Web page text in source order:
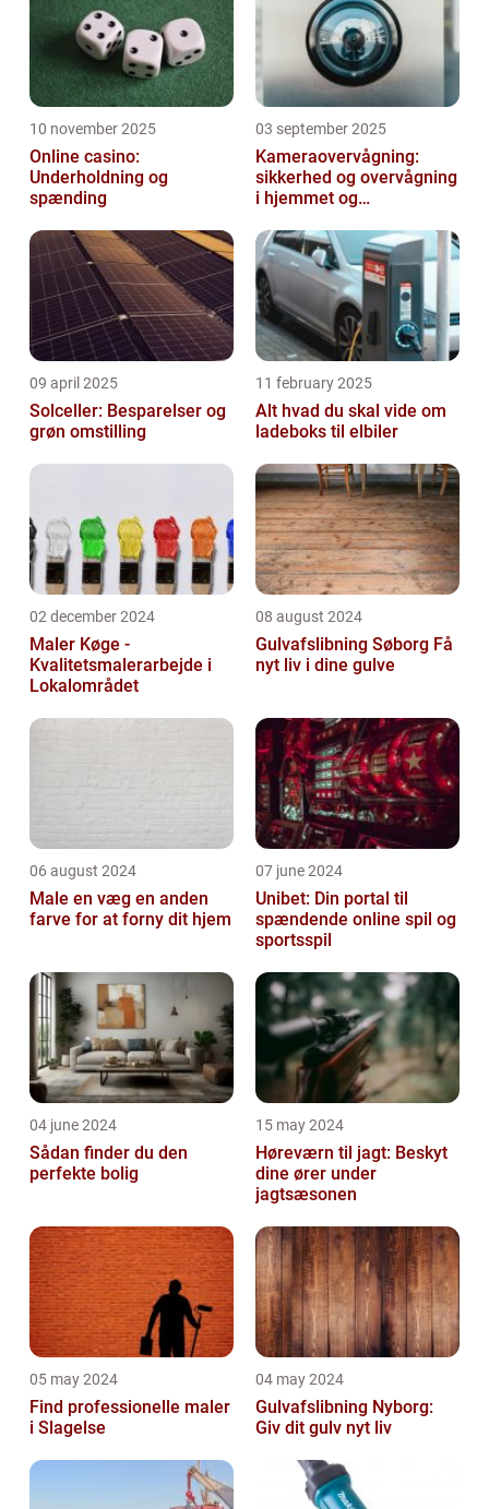
10 november 2025
Online casino:
Underholdning og
spænding
03 september 2025
Kameraovervågning:
sikkerhed og overvågning
i hjemmet og
09 april 2025
Solceller: Besparelser og
grøn omstilling
11 february 2025
Alt hvad du skal vide om
ladeboks til elbiler
02 december 2024
Maler Køge -
Kvalitetsmalerarbejde i
Lokalområdet
08 august 2024
Gulvafslibning Søborg Få
nyt liv i dine gulve
06 august 2024
Male en væg en anden
farve for at forny dit hjem
07 june 2024
Unibet: Din portal til
spændende online spil og
sportsspil
04 june 2024
Sådan finder du den
perfekte bolig
15 may 2024
Høreværn til jagt: Beskyt
dine ører under
jagtsæsonen
05 may 2024
Find professionelle maler
i Slagelse
04 may 2024
Gulvafslibning Nyborg:
Giv dit gulv nyt liv